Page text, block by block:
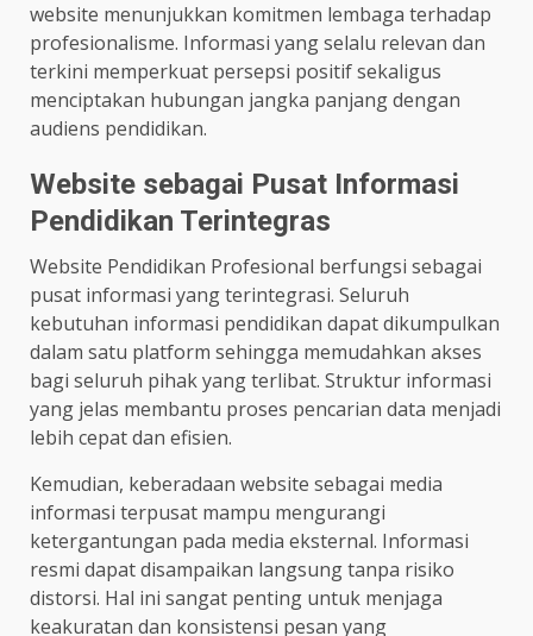
website menunjukkan komitmen lembaga terhadap
profesionalisme. Informasi yang selalu relevan dan
terkini memperkuat persepsi positif sekaligus
menciptakan hubungan jangka panjang dengan
audiens pendidikan.
Website sebagai Pusat Informasi
Pendidikan Terintegras
Website Pendidikan Profesional berfungsi sebagai
pusat informasi yang terintegrasi. Seluruh
kebutuhan informasi pendidikan dapat dikumpulkan
dalam satu platform sehingga memudahkan akses
bagi seluruh pihak yang terlibat. Struktur informasi
yang jelas membantu proses pencarian data menjadi
lebih cepat dan efisien.
Kemudian, keberadaan website sebagai media
informasi terpusat mampu mengurangi
ketergantungan pada media eksternal. Informasi
resmi dapat disampaikan langsung tanpa risiko
distorsi. Hal ini sangat penting untuk menjaga
keakuratan dan konsistensi pesan yang